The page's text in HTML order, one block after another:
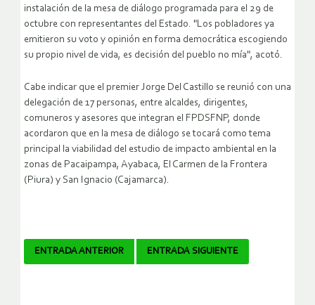
instalación de la mesa de diálogo programada para el 29 de
octubre con representantes del Estado. "Los pobladores ya
emitieron su voto y opinión en forma democrática escogiendo
su propio nivel de vida, es decisión del pueblo no mía", acotó.
Cabe indicar que el premier Jorge Del Castillo se reunió con una
delegación de 17 personas, entre alcaldes, dirigentes,
comuneros y asesores que integran el FPDSFNP, donde
acordaron que en la mesa de diálogo se tocará como tema
principal la viabilidad del estudio de impacto ambiental en la
zonas de Pacaipampa, Ayabaca, El Carmen de la Frontera
(Piura) y San Ignacio (Cajamarca).
Navegador
ENTRADA ANTERIOR ENTRADA SIGUIENTE